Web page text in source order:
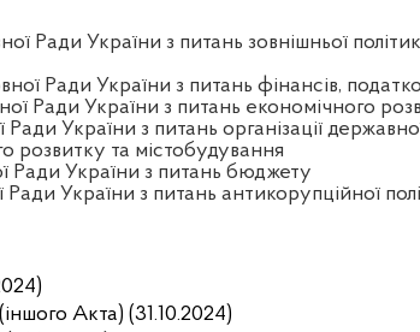
Ради України з питань зовнішньої
Ради України з питань фінансів,
Ради України з питань економічного
України з питань організації
розвитку та містобудування
Ради України з питань бюджету
України з питань антикорупційної
Акта) (31.10.2024)